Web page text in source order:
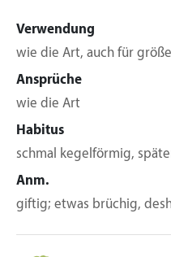
Verwendung
wie die Art, auch für
Ansprüche
wie die Art
Habitus
schmal kegelförmig,
Anm.
giftig; etwas brüchig,